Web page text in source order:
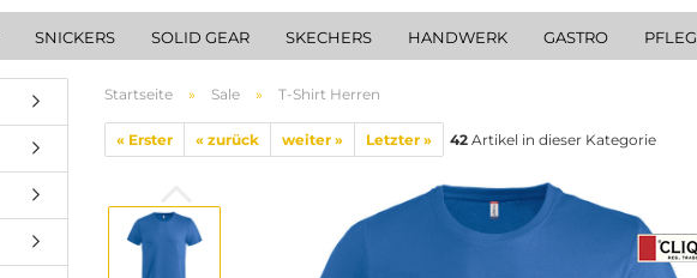
SNICKERS SOLID GEAR SKECHERS HANDWERK GASTRO
Startseite » Sale » T-Shirt Herren
« Erster « zurück weiter » Letzter » 42 Artikel in dieser Kategorie